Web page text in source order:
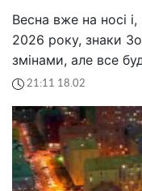
Весна вже на носі
2026 року, знаки
змінами, але все
21:11 18.02